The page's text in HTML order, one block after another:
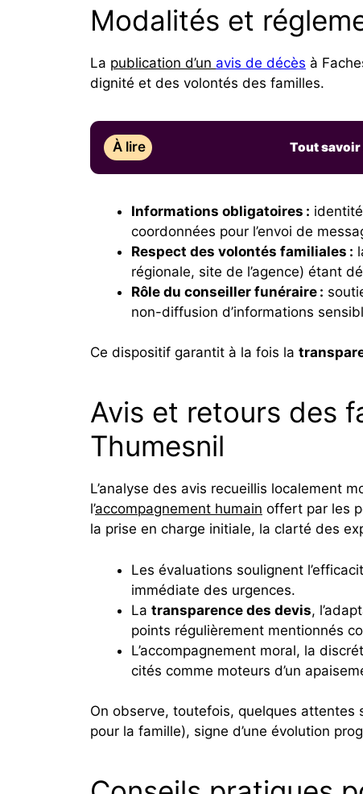
Modalités et
La publication d’un avis de décès à
dignité et des volontés des familles.
À lire Tout savoir
Informations obligatoires :
coordonnées pour l’envoi de
Respect des volontés familiales :
régionale, site de l’agence) étant
Rôle du conseiller funéraire :
non-diffusion d’informations
Ce dispositif garantit à la fois la
Avis et retours des
Thumesnil
L’analyse des avis recueillis localement
l’accompagnement humain offert par les
la prise en charge initiale, la clarté des
Les évaluations soulignent
immédiate des urgences.
La transparence des devis,
points régulièrement mentionnés
L’accompagnement moral, la
cités comme moteurs d’un
On observe, toutefois, quelques attentes
pour la famille), signe d’une évolution